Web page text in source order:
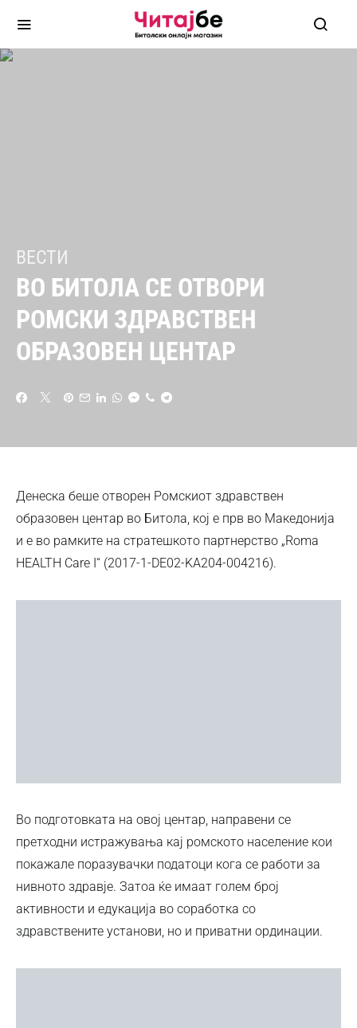
ВЕСТИ
ВО БИТОЛА СЕ ОТВОРИ
РОМСКИ ЗДРАВСТВЕН
ОБРАЗОВЕН ЦЕНТАР
Денеска беше отворен Ромскиот здравствен
образовен центар во Битола, кој е прв во Македонија
и е во рамките на стратешкото партнерство „Roma
HEALTH Care I“ (2017-1-DE02-KA204-004216).
Во подготовката на овој центар, направени се
претходни истражувања кај ромското население кои
покажале поразувачки податоци кога се работи за
нивното здравје. Затоа ќе имаат голем број
активности и едукација во соработка со
здравствените установи, но и приватни ординации.